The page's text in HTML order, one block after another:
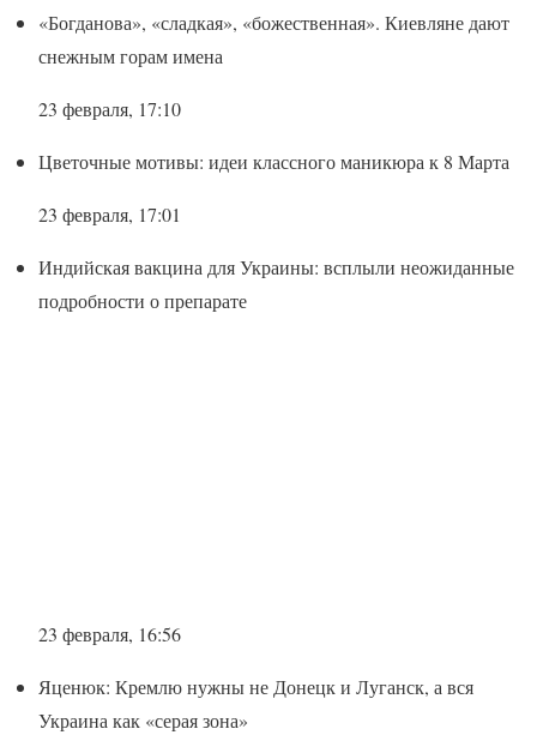
«Богданова», «сладкая», «божественная». Киевляне дают
снежным горам имена
23 февраля, 17:10
Цветочные мотивы: идеи классного маникюра к 8 Марта
23 февраля, 17:01
Индийская вакцина для Украины: всплыли неожиданные
подробности о препарате
23 февраля, 16:56
Яценюк: Кремлю нужны не Донецк и Луганск, а вся
Украина как «серая зона»